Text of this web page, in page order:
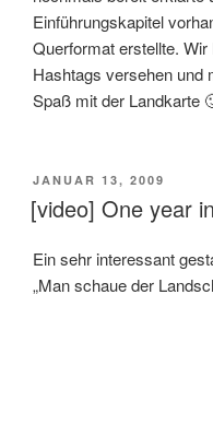
Einführungskapitel
Querformat erstellte.
Hashtags versehen und
Spaß mit der Landkarte
VERÖFFENTLICHT
AM
JANUAR 13, 2009
[video] One year
Ein sehr interessant
„Man schaue der